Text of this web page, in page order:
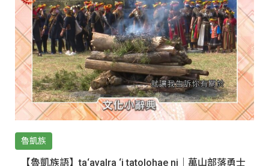
魯凱族
【魯凱族語】ta‘avalra ‘i tatolohae ni｜萬山部落勇士